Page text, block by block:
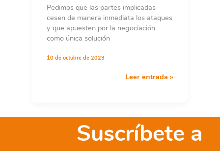
Pedimos que las partes implicadas
cesen de manera inmediata los ataques
y que apuesten por la negociación
como única solución
10 de octubre de 2023
Ante
de
violencia
en
Leer entrada »
Suscríbete a